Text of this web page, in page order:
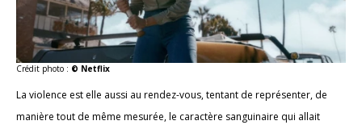
Crédit photo : © Netflix
La violence est elle aussi au rendez-vous, tentant de représenter, de
manière tout de même mesurée, le caractère sanguinaire qui allait